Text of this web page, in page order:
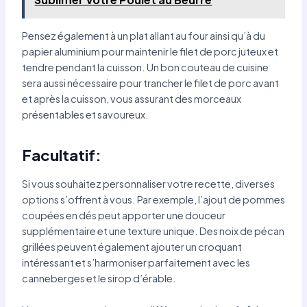
Pensez également à un plat allant au four ainsi qu’à du
papier aluminium pour maintenir le filet de porc juteux et
tendre pendant la cuisson. Un bon couteau de cuisine
sera aussi nécessaire pour trancher le filet de porc avant
et après la cuisson, vous assurant des morceaux
présentables et savoureux.
Facultatif:
Si vous souhaitez personnaliser votre recette, diverses
options s’offrent à vous. Par exemple, l’ajout de pommes
coupées en dés peut apporter une douceur
supplémentaire et une texture unique. Des noix de pécan
grillées peuvent également ajouter un croquant
intéressant et s’harmoniser parfaitement avec les
canneberges et le sirop d’érable.